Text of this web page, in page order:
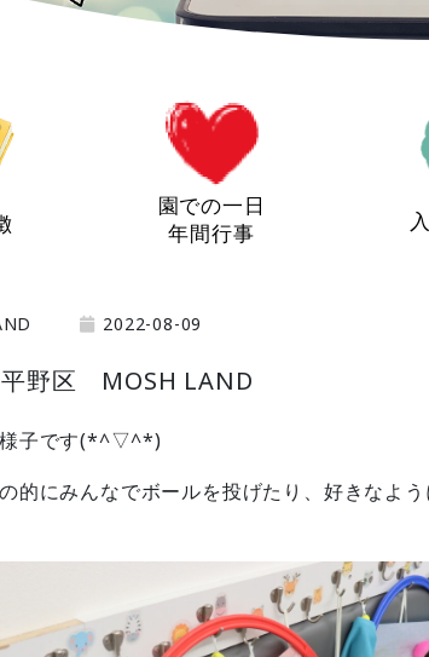
園での一日
年間行事
2022-08-09
野区 MOSH LAND
様子です(*^▽^*)
的にみんなでボールを投げたり、好きなよ